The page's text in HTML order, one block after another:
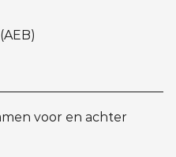
voor en achter